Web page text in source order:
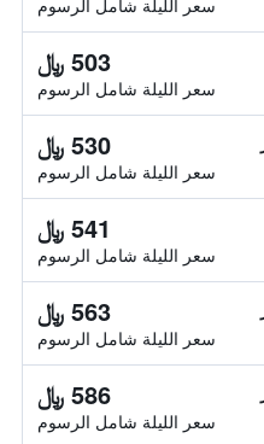
سعر الليلة شامل الرسوم
503 ﷼
سعر الليلة شامل الرسوم
530 ﷼
سعر الليلة شامل الرسوم
541 ﷼
سعر الليلة شامل الرسوم
563 ﷼
سعر الليلة شامل الرسوم
586 ﷼
سعر الليلة شامل الرسوم